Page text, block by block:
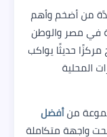
من أضخم وأهم
في مصر والوطن
حديثًا يواكب
المحلية
منأفضل
واجهة متكاملة